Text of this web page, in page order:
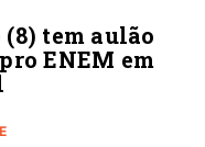
(8) tem aulão
ENEM em